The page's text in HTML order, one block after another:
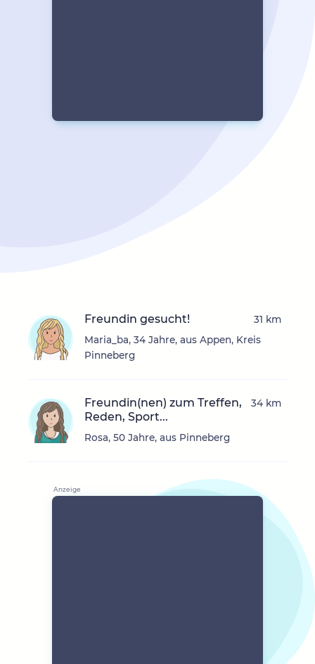
Freundin gesucht!
Maria_ba, 34 Jahre, aus Appen, Kreis
Pinneberg
31 km
Freundin(nen) zum Treffen,
Reden, Sport...
Rosa, 50 Jahre, aus Pinneberg
34 km